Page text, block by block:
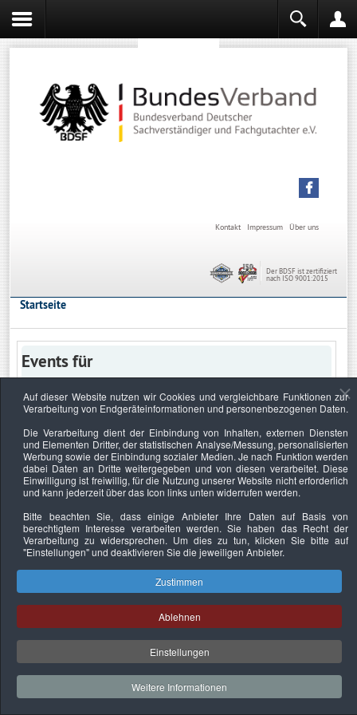
Über uns
Impressum
Kontakt
Der BDSF ist zertifiziert
nach ISO 9001:2015
Startseite
Events für
Keine Termine
Datenschutzerklärung Urheberrechtsnachweise Nachhaltigkeit
Copyright © 2026. Bundesverband Deutscher
Sachverständiger und Fachgutachter e.V..
Auf dieser Website nutzen wir Cookies und vergleichbare Funktionen zur
Verarbeitung von Endgeräteinformationen und personenbezogenen Daten.
Die Verarbeitung dient der Einbindung von Inhalten, externen Diensten
und Elementen Dritter, der statistischen Analyse/Messung, personalisierten
Werbung sowie der Einbindung sozialer Medien. Je nach Funktion werden
dabei Daten an Dritte weitergegeben und von diesen verarbeitet. Diese
Einwilligung ist freiwillig, für die Nutzung unserer Website nicht erforderlich
und kann jederzeit über das Icon links unten widerrufen werden.
Bitte beachten Sie, dass einige Anbieter Ihre Daten auf Basis von
berechtigtem Interesse verarbeiten werden. Sie haben das Recht der
Verarbeitung zu widersprechen. Um dies zu tun, klicken Sie bitte auf
"Einstellungen"und deaktivieren Sie die jeweiligen Anbieter.
Zustimmen
Ablehnen
Einstellungen
Weitere Informationen